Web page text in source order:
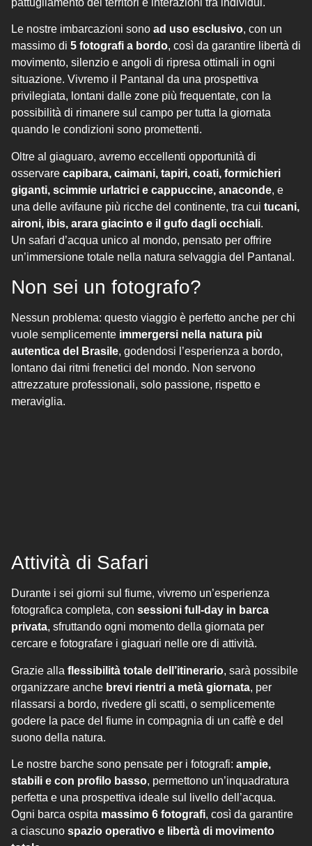
pattugliamento dei territori e interazioni tra individui.
Le nostre imbarcazioni sono ad uso esclusivo, con un
massimo di 5 fotografi a bordo, così da garantire libertà di
movimento, silenzio e angoli di ripresa ottimali in ogni
situazione. Vivremo il Pantanal da una prospettiva
privilegiata, lontani dalle zone più frequentate, con la
possibilità di rimanere sul campo per tutta la giornata
quando le condizioni sono promettenti.
Oltre al giaguaro, avremo eccellenti opportunità di
osservare capibara, caimani, tapiri, coati, formichieri
giganti, scimmie urlatrici e cappuccine, anaconde, e
una delle avifaune più ricche del continente, tra cui tucani,
aironi, ibis, arara giacinto e il gufo dagli occhiali.
Un safari d’acqua unico al mondo, pensato per offrire
un’immersione totale nella natura selvaggia del Pantanal.
Non sei un fotografo?
Nessun problema: questo viaggio è perfetto anche per chi
vuole semplicemente immergersi nella natura più
autentica del Brasile, godendosi l’esperienza a bordo,
lontano dai ritmi frenetici del mondo. Non servono
attrezzature professionali, solo passione, rispetto e
meraviglia.
Attività di Safari
Durante i sei giorni sul fiume, vivremo un’esperienza
fotografica completa, con sessioni full-day in barca
privata, sfruttando ogni momento della giornata per
cercare e fotografare i giaguari nelle ore di attività.
Grazie alla flessibilità totale dell’itinerario, sarà possibile
organizzare anche brevi rientri a metà giornata, per
rilassarsi a bordo, rivedere gli scatti, o semplicemente
godere la pace del fiume in compagnia di un caffè e del
suono della natura.
Le nostre barche sono pensate per i fotografi: ampie,
stabili e con profilo basso, permettono un’inquadratura
perfetta e una prospettiva ideale sul livello dell’acqua.
Ogni barca ospita massimo 6 fotografi, così da garantire
a ciascuno spazio operativo e libertà di movimento